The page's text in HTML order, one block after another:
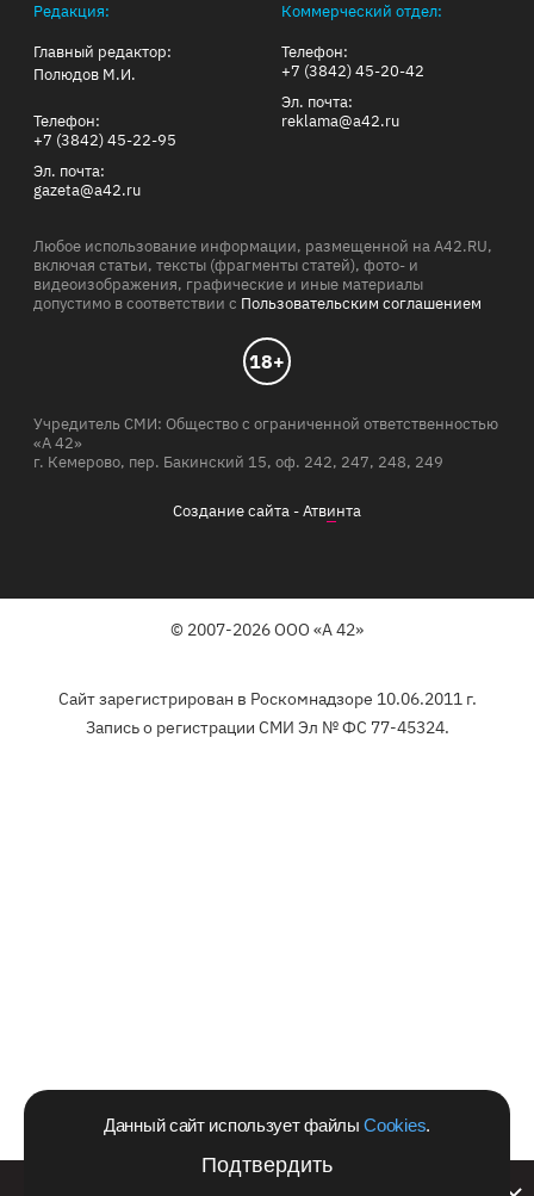
Данный сайт использует файлыCookies.
Подтвердить
Редакция:
Главный редактор:
Полюдов М.И.
Телефон:
+7 (3842) 45-22-95
Эл. почта:
gazeta@a42.ru
Коммерческий отдел:
Телефон:
+7 (3842) 45-20-42
Эл. почта:
reklama@a42.ru
Любое использование информации, размещенной на A42.RU,
включая статьи, тексты (фрагменты статей), фото- и
видеоизображения, графические и иные материалы
допустимо в соответствии с Пользовательским соглашением
18+
Учредитель СМИ: Общество с ограниченной ответственностью
«А 42»
г. Кемерово, пер. Бакинский 15, оф. 242, 247, 248, 249
Создание сайта -Атвинта
© 2007-2026 ООО «А 42»
Сайт зарегистрирован в Роскомнадзоре 10.06.2011 г.
Запись о регистрации СМИ Эл № ФС 77-45324.
Билайн запустил в Кемеровской области акцию с